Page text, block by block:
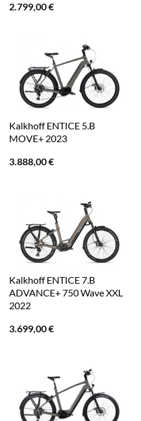
2.799,00€
Kalkhoff ENTICE 5.B
MOVE+ 2023
3.888,00€
Kalkhoff ENTICE 7.B
ADVANCE+ 750 Wave XXL
2022
3.699,00€